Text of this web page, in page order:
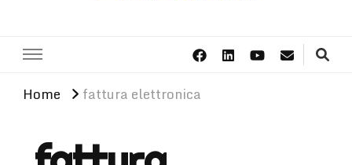
Home fattura elettronica